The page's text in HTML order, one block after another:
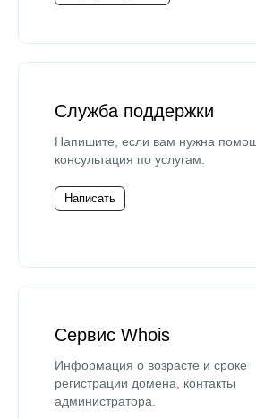
Служба поддержки
Напишите, если вам нужна
консультация по услугам.
Написать
Сервис Whois
Информация о возрасте и сроке
регистрации домена, контакты
администратора.